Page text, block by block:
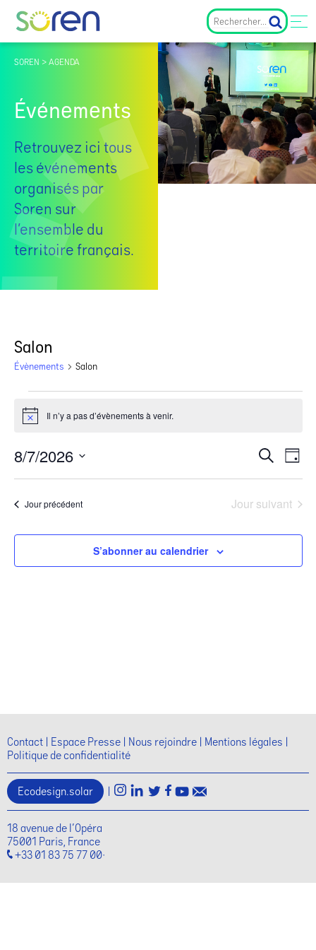
SOREN > AGENDA
Événements
Retrouvez ici tous
les événements
organisés par
Soren sur
l’ensemble du
territoire français.
Salon
Évènements Salon
Notice Il n’y a pas d’évènements à venir.
et
de
Recherche
de
Jour
8/7/2026
date.Jour précédent Jour suivant
S’abonner au calendrier
Contact Espace Presse Nous rejoindre
Mentions légales
Politique de confidentialité
Ecodesign.solar
18 avenue de l'Opéra
75001 Paris, France
+33 01 83 75 77 00·